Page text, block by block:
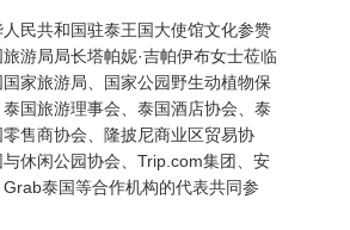
民共和国驻泰王国大使馆文化参赞
游局局长塔帕妮·吉帕伊布女士莅临
家旅游局、国家公园野生动植物保
国旅游理事会、泰国酒店协会、泰
售商协会、隆披尼商业区贸易协
休闲公园协会、Trip.com集团、安
泰国等合作机构的代表共同参